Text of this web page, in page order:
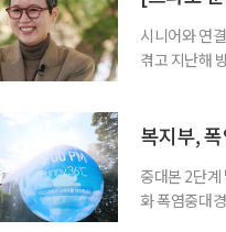
업 지원 계획을
시니어와 연
겪고 지난해
까. 오랜 방송
복지부,
중대본 2단계
화 폭염중대